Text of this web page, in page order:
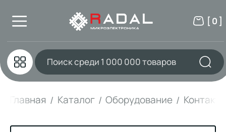
[ 0 ]
Главная Каталог Оборудование